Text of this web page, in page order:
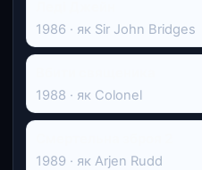
1986 · як Sir John Bridges
1988 · як Colonel
1989 · як Arjen Rudd